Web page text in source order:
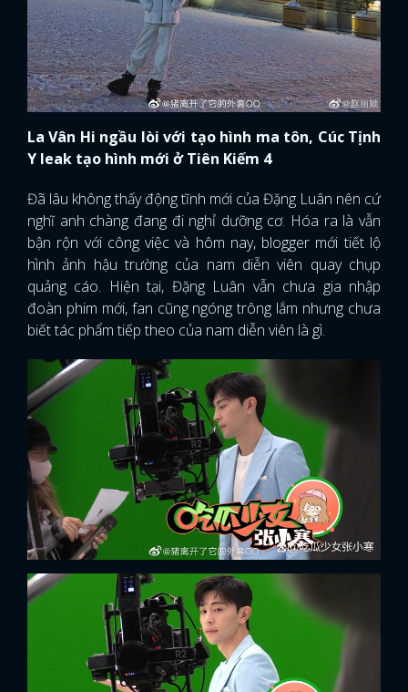
La Vân Hi ngầu lòi với tạo hình ma tôn, Cúc Tịnh
Y leak tạo hình mới ở Tiên Kiếm 4
Đã lâu không thấy động tĩnh mới của Đặng Luân nên cứ
nghĩ anh chàng đang đi nghỉ dưỡng cơ. Hóa ra là vẫn
bận rộn với công việc và hôm nay, blogger mới tiết lộ
hình ảnh hậu trường của nam diễn viên quay chụp
quảng cáo. Hiện tại, Đặng Luân vẫn chưa gia nhập
đoàn phim mới, fan cũng ngóng trông lắm nhưng chưa
biết tác phẩm tiếp theo của nam diễn viên là gì.